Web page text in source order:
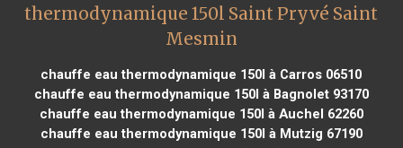
thermodynamique 150l Saint Pryvé Saint
Mesmin
chauffe eau thermodynamique 150l à Carros 06510
chauffe eau thermodynamique 150l à Bagnolet 93170
chauffe eau thermodynamique 150l à Auchel 62260
chauffe eau thermodynamique 150l à Mutzig 67190